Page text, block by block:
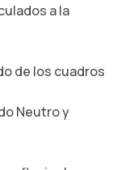
a la
de los cuadros
Neutro y